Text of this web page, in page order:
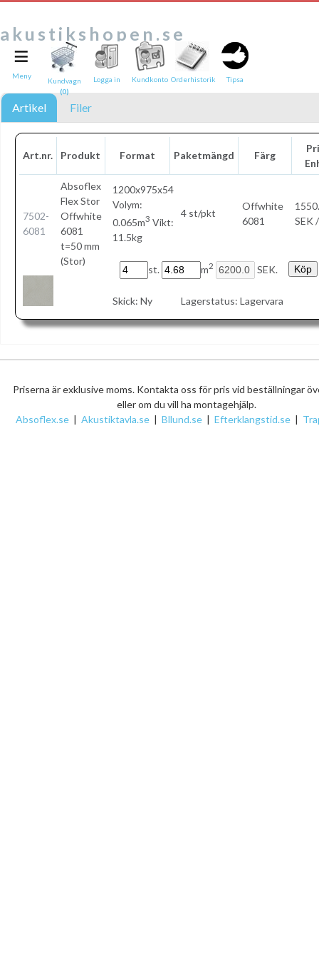
akustikshopen.se
Artikel Filer
Art.nr. Produkt Format Paketmängd Färg
7502-
6081
Absoflex
Flex Stor
Offwhite
6081
t=50 mm
(Stor)
1200x975x54
Volym:
0.065m3 Vikt:
11.5kg
4 st/pkt
Offwhite
6081
SEK
st. m2 SEK.
Skick: Ny Lagerstatus: Lagervara
≡
Meny
Kundvagn
(0)
Logga in Kundkonto Orderhistorik Tipsa
Priserna är exklusive moms. Kontakta oss för pris vid beställningar
eller om du vill ha montagehjälp.
Absoflex.se | Akustiktavla.se | Bllund.se | Efterklangstid.se |
Tipsa en vän:
e-post*
Text